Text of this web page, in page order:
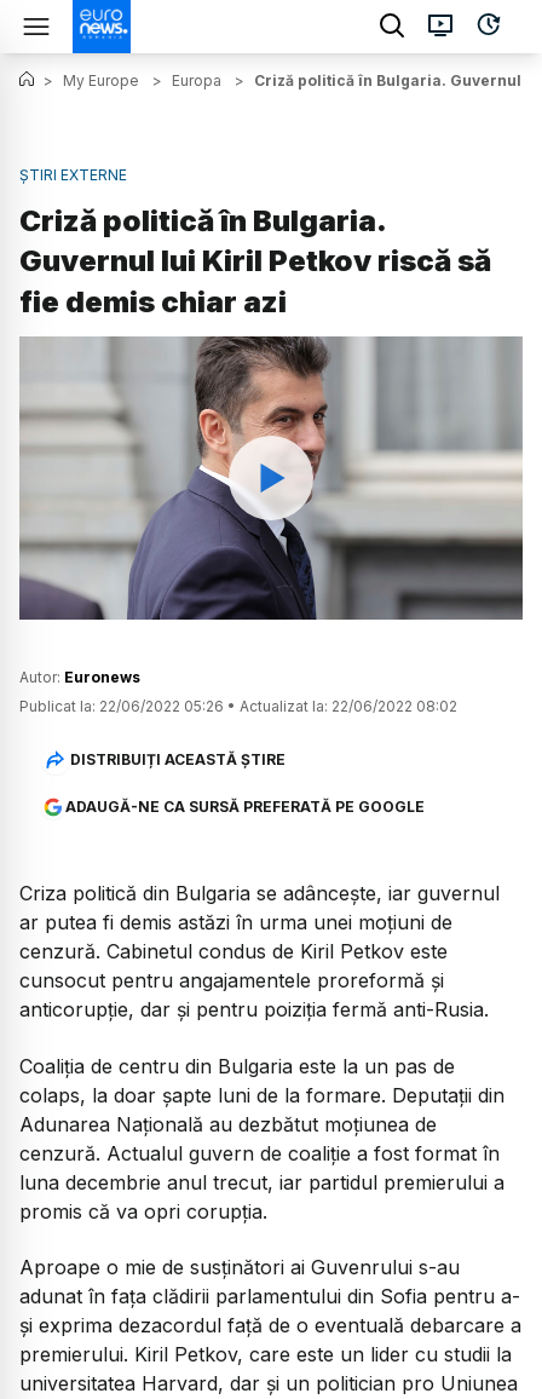
> My Europe > Europa > Criză politică în Bulgaria. Guvernul
ȘTIRI EXTERNE
Criză politică în Bulgaria.
Guvernul lui Kiril Petkov riscă să
fie demis chiar azi
Watch
Autor: Euronews
Publicat la: 22/06/2022 05:26 • Actualizat la: 22/06/2022 08:02
DISTRIBUIȚI ACEASTĂ ȘTIRE
ADAUGĂ-NE CA SURSĂ PREFERATĂ PE GOOGLE
Criza politică din Bulgaria se adâncește, iar guvernul
ar putea fi demis astăzi în urma unei moțiuni de
cenzură. Cabinetul condus de Kiril Petkov este
cunsocut pentru angajamentele proreformă și
anticorupție, dar și pentru poiziția fermă anti-Rusia.
Coaliția de centru din Bulgaria este la un pas de
colaps, la doar șapte luni de la formare. Deputații din
Adunarea Națională au dezbătut moțiunea de
cenzură. Actualul guvern de coaliție a fost format în
luna decembrie anul trecut, iar partidul premierului a
promis că va opri corupția.
Aproape o mie de susținători ai Guvenrului s-au
adunat în fața clădirii parlamentului din Sofia pentru a-
și exprima dezacordul față de o eventuală debarcare a
premierului. Kiril Petkov, care este un lider cu studii la
universitatea Harvard, dar și un politician pro Uniunea